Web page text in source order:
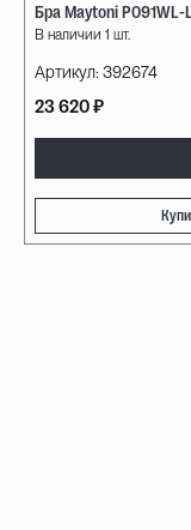
Бра Maytoni P091WL-
В наличии 1 шт.
Артикул: 392674
23 620 ₽